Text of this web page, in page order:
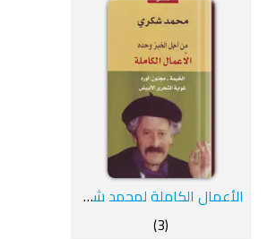
الأعمال الكاملة لمحمد شكري 3
(3)